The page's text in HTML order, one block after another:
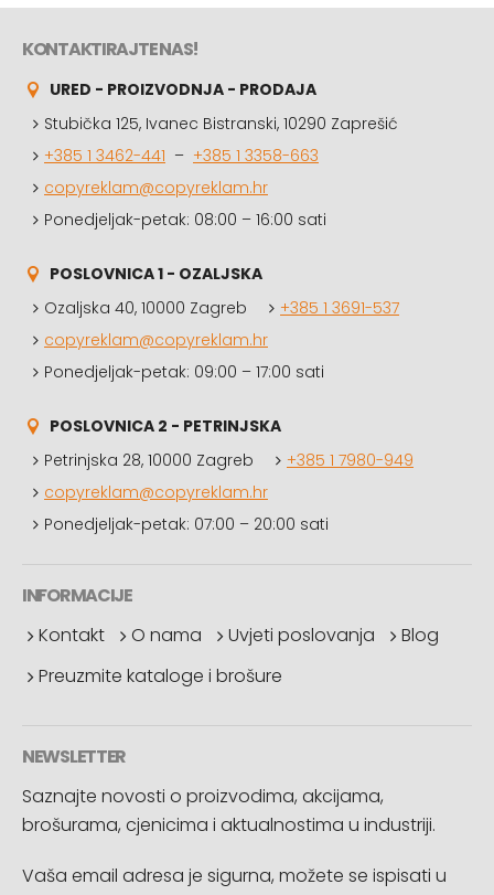
KONTAKTIRAJTE NAS!
URED - PROIZVODNJA - PRODAJA
Stubička 125, Ivanec Bistranski, 10290 Zaprešić
+385 1 3462-441 – +385 1 3358-663
copyreklam@copyreklam.hr
Ponedjeljak-petak: 08:00 – 16:00 sati
POSLOVNICA 1 - OZALJSKA
Ozaljska 40, 10000 Zagreb
+385 1 3691-537
copyreklam@copyreklam.hr
Ponedjeljak-petak: 09:00 – 17:00 sati
POSLOVNICA 2 - PETRINJSKA
Petrinjska 28, 10000 Zagreb
+385 1 7980-949
copyreklam@copyreklam.hr
Ponedjeljak-petak: 07:00 – 20:00 sati
INFORMACIJE
Kontakt
O nama Uvjeti poslovanja
Blog
Preuzmite kataloge i brošure
NEWSLETTER
Saznajte novosti o proizvodima, akcijama,
brošurama, cjenicima i aktualnostima u industriji.
Vaša email adresa je sigurna, možete se ispisati u